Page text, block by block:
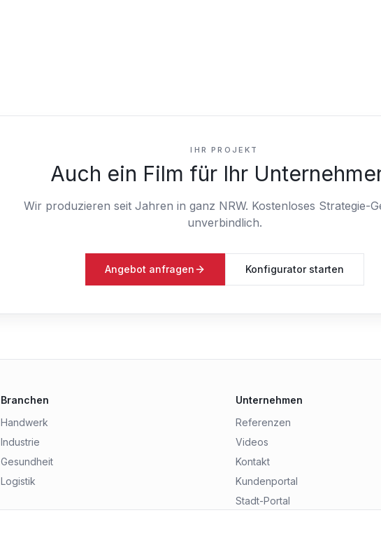
IHR PROJEKT
Auch ein Film für Ihr
Wir produzieren seit Jahren in ganz NRW. Kostenloses Strategie-
unverbindlich.
Angebot anfragen Konfigurator starten
Branchen
Handwerk
Industrie
Gesundheit
Logistik
Unternehmen
Referenzen
Videos
Kontakt
Kundenportal
Stadt-Portal